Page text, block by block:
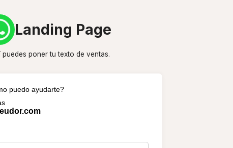
Landing Page
puedes poner tu texto de ventas.
puedo ayudarte?